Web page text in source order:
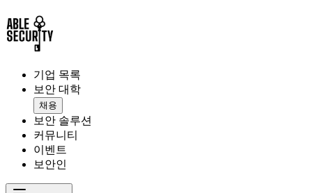
기업 목록
보안 대학
채용
보안 솔루션
커뮤니티
이벤트
보안인